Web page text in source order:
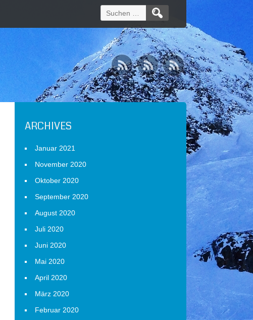
Suchen
nach:
ARCHIVES
Januar 2021
November 2020
Oktober 2020
September 2020
August 2020
Juli 2020
Juni 2020
Mai 2020
April 2020
März 2020
Februar 2020